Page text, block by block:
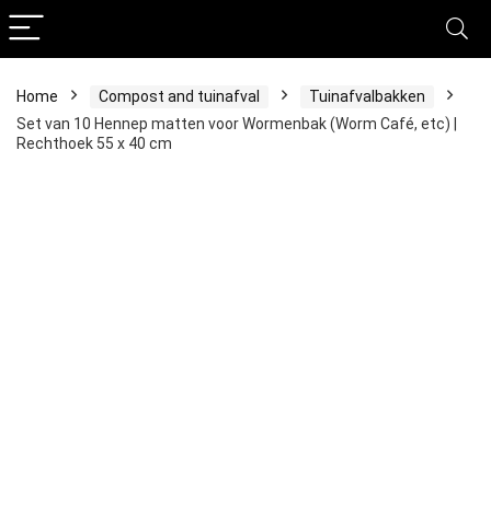
Home Compost and tuinafval
Tuinafvalbakken
Set van 10 Hennep matten voor Wormenbak (Worm Café, etc) |
Rechthoek 55 x 40 cm